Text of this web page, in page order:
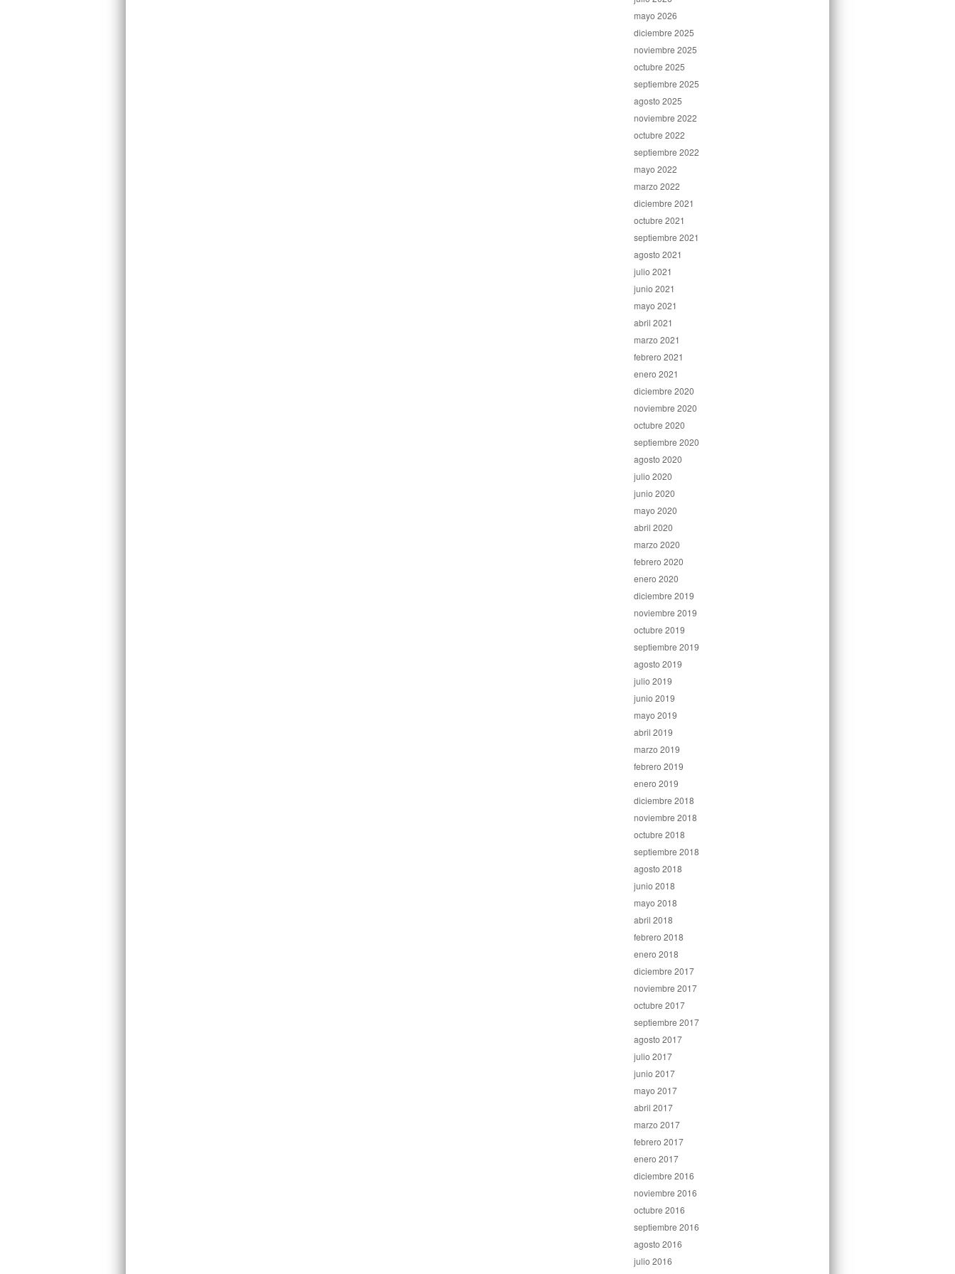
mayo 2026
diciembre 2025
noviembre 2025
octubre 2025
septiembre 2025
agosto 2025
noviembre 2022
octubre 2022
septiembre 2022
mayo 2022
marzo 2022
diciembre 2021
octubre 2021
septiembre 2021
agosto 2021
julio 2021
junio 2021
mayo 2021
abril 2021
marzo 2021
febrero 2021
enero 2021
diciembre 2020
noviembre 2020
octubre 2020
septiembre 2020
agosto 2020
julio 2020
junio 2020
mayo 2020
abril 2020
marzo 2020
febrero 2020
enero 2020
diciembre 2019
noviembre 2019
octubre 2019
septiembre 2019
agosto 2019
julio 2019
junio 2019
mayo 2019
abril 2019
marzo 2019
febrero 2019
enero 2019
diciembre 2018
noviembre 2018
octubre 2018
septiembre 2018
agosto 2018
junio 2018
mayo 2018
abril 2018
febrero 2018
enero 2018
diciembre 2017
noviembre 2017
octubre 2017
septiembre 2017
agosto 2017
julio 2017
junio 2017
mayo 2017
abril 2017
marzo 2017
febrero 2017
enero 2017
diciembre 2016
noviembre 2016
octubre 2016
septiembre 2016
agosto 2016
julio 2016